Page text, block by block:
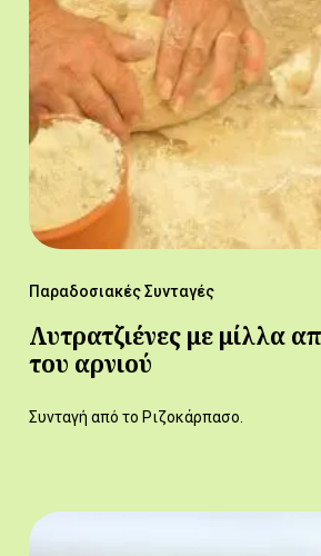
Παραδοσιακές Συνταγές
Λυτρατζιένες με μίλλα
του αρνιού
Συνταγή από το Ριζοκάρπασο.